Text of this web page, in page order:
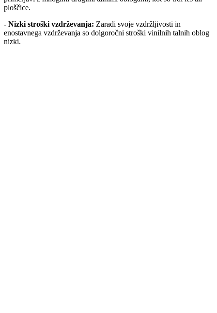
ploščice.
- Nizki stroški vzdrževanja: Zaradi svoje vzdržljivosti in
enostavnega vzdrževanja so dolgoročni stroški vinilnih talnih oblog
nizki.